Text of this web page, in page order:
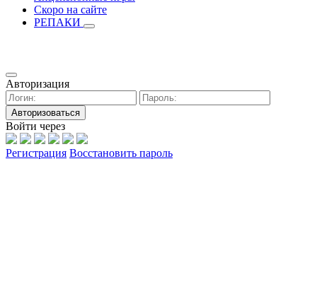
Скоро на сайте
РЕПАКИ
Авторизация
Авторизоваться
Войти через
Регистрация Восстановить пароль